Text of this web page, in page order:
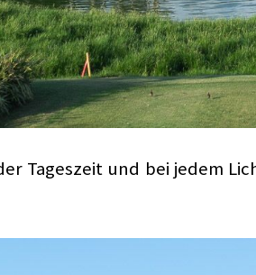
Tageszeit und bei jedem